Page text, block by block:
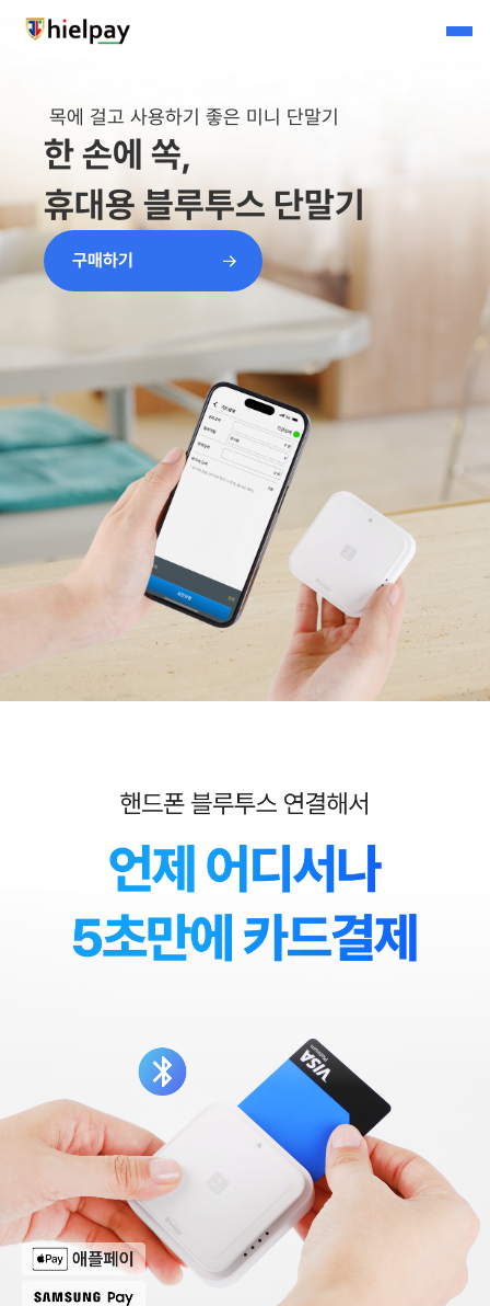
목에 걸고 사용하기 좋은 미니 단말기
한 손에 쏙,
휴대용 블루투스 단말기
구매하기